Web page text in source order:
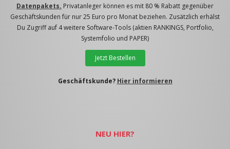
Datenpakets. Privatanleger können es mit 80 % Rabatt gegenüber
Geschäftskunden für nur 25 Euro pro Monat beziehen. Zusätzlich erhälst
Du Zugriff auf 4 weitere Software-Tools (aktien RANKINGS, Portfolio,
Systemfolio und PAPER)
Jetzt Bestellen
Geschäftskunde? Hier informieren
NEU HIER?